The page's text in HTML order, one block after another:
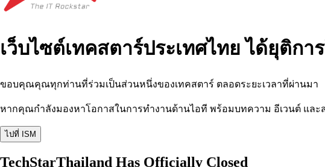
เว็บไซต์เทคสตาร์ประเทศไทย ได้ยุติกา
ขอบคุณคุณทุกท่านที่ร่วมเป็นส่วนหนึ่งของเทคสตาร์ ตลอดระยะเวลาที่ผ่านมา
หากคุณกำลังมองหาโอกาสในการทำงานด้านไอที พร้อมบทความ อีเวนต์ แล
ไปที่ ISM
TechStarThailand Has Officially Closed